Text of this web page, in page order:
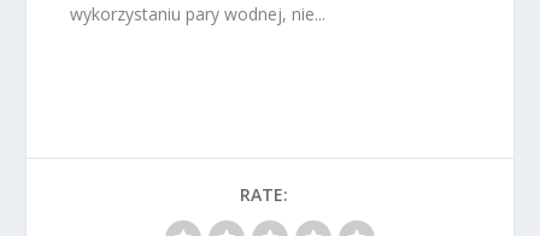
wykorzystaniu pary wodnej, nie...
RATE: